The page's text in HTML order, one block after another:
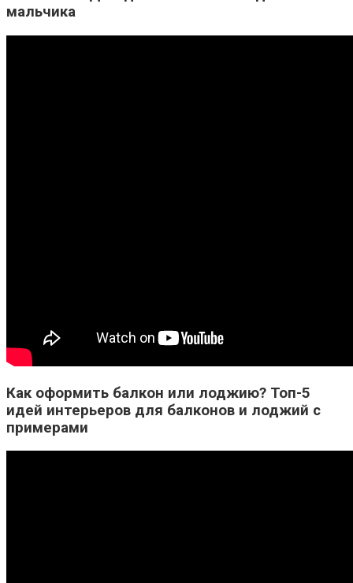
мальчика
Как оформить балкон или лоджию? Топ-5
идей интерьеров для балконов и лоджий с
примерами